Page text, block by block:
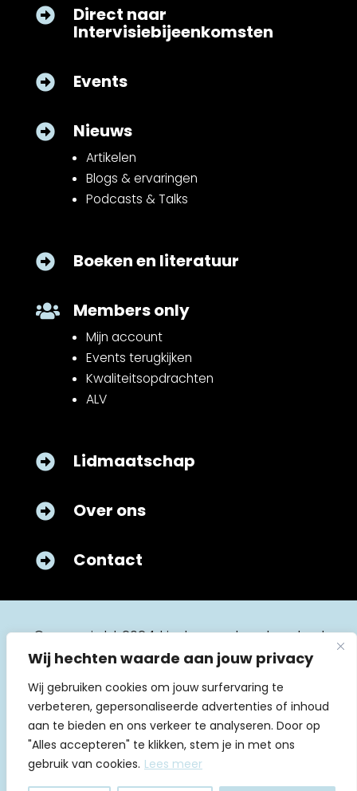
Wij hechten waarde aan jouw privacy
Wij gebruiken cookies om jouw surfervaring te
verbeteren, gepersonaliseerde advertenties of inhoud
aan te bieden en ons verkeer te analyseren. Door op
"Alles accepteren" te klikken, stem je in met ons
gebruik van cookies. Lees meer
 Direct naar
Intervisiebijeenkomsten
 Events
 Nieuws
Artikelen
Blogs & ervaringen
Podcasts & Talks
 Boeken en literatuur
 Members only
Mijn account
Events terugkijken
Kwaliteitsopdrachten
ALV
 Lidmaatschap
 Over ons
 Contact
© copyright 2024 kinderverpleegkunde.nl
Algemene voorwaarden
Huishoudelijk reglement